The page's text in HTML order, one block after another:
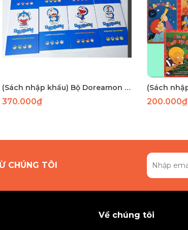
(Sách nhập khẩu) Bộ Doreamon Collection 8 cuốn
370.000₫ 200.000₫
CHÚNG TÔI
Về chúng tôi